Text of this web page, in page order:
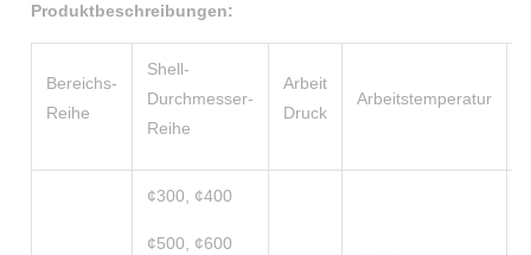
Produktbeschreibungen:
Bereichs-
Reihe
Shell-
Durchmesser-
Reihe
Arbeit
Druck
Arbeitstemperatur
¢300, ¢400
¢500, ¢600